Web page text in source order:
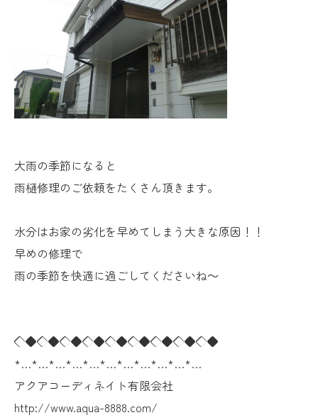
大雨の季節になると
雨樋修理のご依頼をたくさん頂きます。
水分はお家の劣化を早めてしまう大きな原因！！
早めの修理で
雨の季節を快適に過ごしてくださいね～
◇◆◇◆◇◆◇◆◇◆◇◆◇◆◇◆◇◆
*…*…*…*…*…*…*…*…*…*…*…
アクアコーディネイト有限会社
http://www.aqua-8888.com/